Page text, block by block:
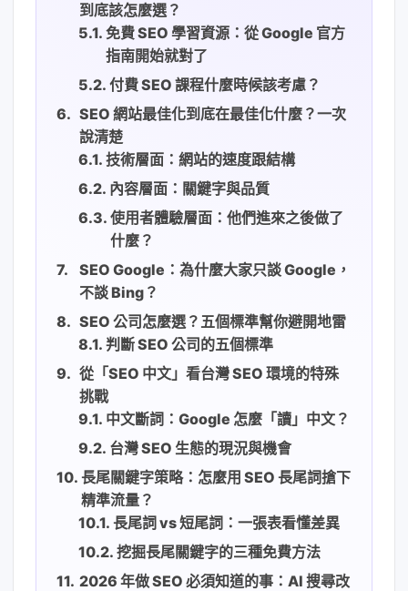
到底該怎麼選？
免費 SEO 學習資源：從 Google 官方
指南開始就對了
付費 SEO 課程什麼時候該考慮？
SEO 網站最佳化到底在最佳化什麼？一次
說清楚
技術層面：網站的速度跟結構
內容層面：關鍵字與品質
使用者體驗層面：他們進來之後做了
什麼？
SEO Google：為什麼大家只談 Google，
不談 Bing？
SEO 公司怎麼選？五個標準幫你避開地雷
判斷 SEO 公司的五個標準
從「SEO 中文」看台灣 SEO 環境的特殊
挑戰
中文斷詞：Google 怎麼「讀」中文？
台灣 SEO 生態的現況與機會
長尾關鍵字策略：怎麼用 SEO 長尾詞搶下
精準流量？
長尾詞 vs 短尾詞：一張表看懂差異
挖掘長尾關鍵字的三種免費方法
2026 年做 SEO 必須知道的事：AI 搜尋改